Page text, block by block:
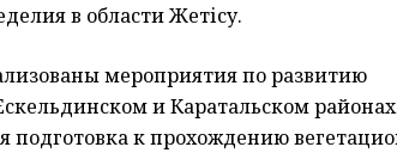
в области Жетісу.
мероприятия по развитию
и Каратальском
к прохождению